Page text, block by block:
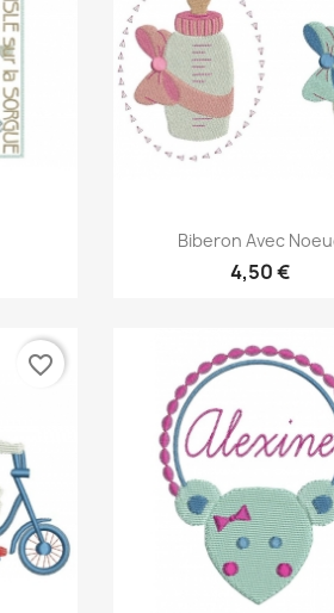
Aperçu
Biberon Avec
4,50 €
favorite_border